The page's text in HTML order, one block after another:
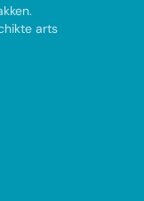
arts